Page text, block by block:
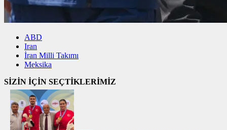
ABD
Iran
İran Milli Takımı
Meksika
SİZİN İÇİN SEÇTİKLERİMİZ